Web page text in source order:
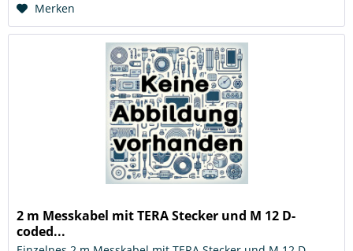
Merken
2 m Messkabel mit TERA Stecker und M 12 D-
coded...